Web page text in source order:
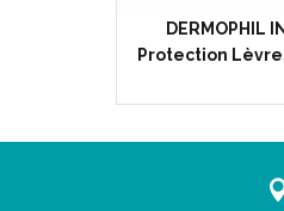
DERMOPHIL
Protection